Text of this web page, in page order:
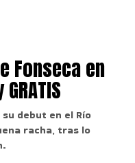
Fonseca en
debut en el Río
racha, tras lo